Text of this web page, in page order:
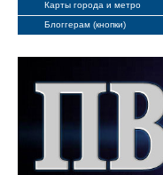
Карты города и метро
Блоггерам (кнопки)